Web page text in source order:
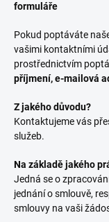
formuláře
Pokud poptáváte
vašimi kontaktními
prostřednictvím
příjmení, e-mailová
Z jakého důvodu?
Kontaktujeme vás
služeb.
Na základě jakého
Jedná se o
jednání o smlouvě,
smlouvy na vaši